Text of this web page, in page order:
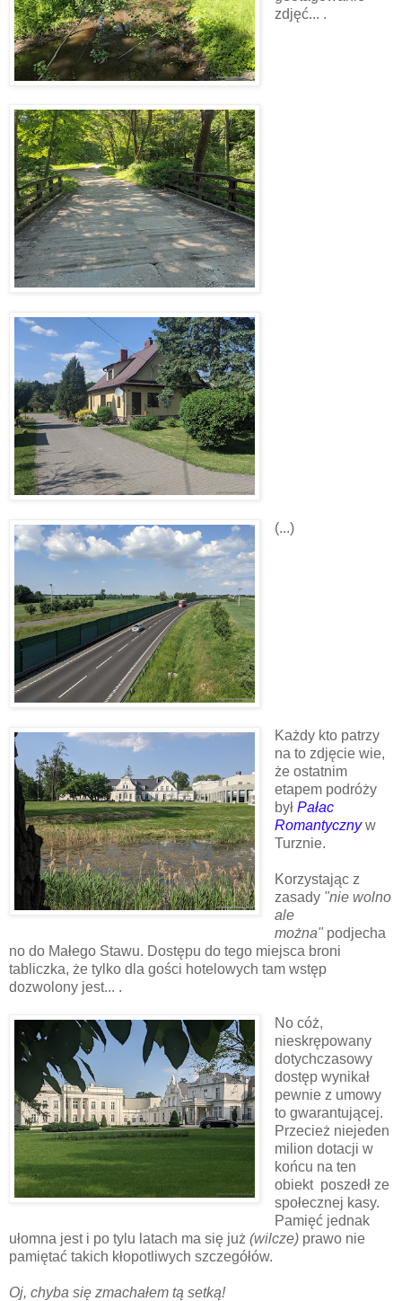
zdjęć... .
(...)
Każdy kto patrzy
na to zdjęcie wie,
że ostatnim
etapem podróży
był Pałac
Romantyczny w
Turznie.
Korzystając z
zasady "nie wolno
ale
można"podjecha
no do Małego Stawu. Dostępu do tego miejsca broni
tabliczka, że tylko dla gości hotelowych tam wstęp
dozwolony jest... .
No cóż,
nieskrępowany
dotychczasowy
dostęp wynikał
pewnie z umowy
to gwarantującej.
Przecież niejeden
milion dotacji w
końcu na ten
obiekt poszedł ze
społecznej kasy.
Pamięć jednak
ułomna jest i po tylu latach ma się już (wilcze) prawo nie
pamiętać takich kłopotliwych szczegółów.
Oj, chyba się zmachałem tą setką!